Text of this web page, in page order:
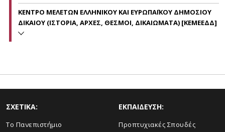
ΚΕΝΤΡΟ ΜΕΛΕΤΩΝ ΕΛΛΗΝΙΚΟΥ ΚΑΙ ΕΥΡΩΠΑΪΚΟΥ ΔΗΜΟΣΙΟΥ
ΔΙΚΑΙΟΥ (ΙΣΤΟΡΙΑ, ΑΡΧΕΣ, ΘΕΣΜΟΙ, ΔΙΚΑΙΩΜΑΤΑ) [ΚΕΜΕΕΔΔ]
ΣΧΕΤΙΚΑ:
Το Πανεπιστήμιο
ΕΚΠΑΙΔΕΥΣΗ:
Προπτυχιακές Σπουδές